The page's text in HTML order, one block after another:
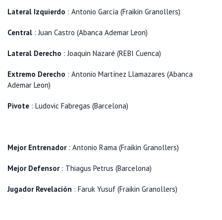
Lateral Izquierdo : Antonio García (Fraikin Granollers)
Central : Juan Castro (Abanca Ademar Leon)
Lateral Derecho : Joaquin Nazaré (REBI Cuenca)
Extremo Derecho : Antonio Martínez Llamazares (Abanca
Ademar Leon)
Pivote : Ludovic Fabregas (Barcelona)
Mejor Entrenador: Antonio Rama (Fraikin Granollers)
Mejor Defensor: Thiagus Petrus (Barcelona)
Jugador Revelación : Faruk Yusuf (Fraikin Granollers)